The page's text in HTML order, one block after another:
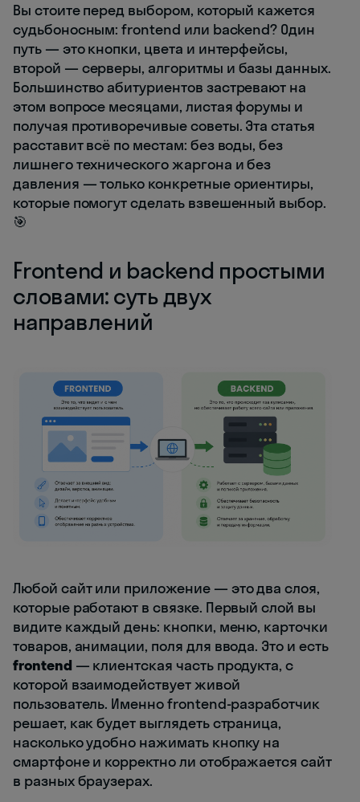
Вы стоите перед выбором, который кажется
судьбоносным: frontend или backend? Один
путь — это кнопки, цвета и интерфейсы,
второй — серверы, алгоритмы и базы данных.
Большинство абитуриентов застревают на
этом вопросе месяцами, листая форумы и
получая противоречивые советы. Эта статья
расставит всё по местам: без воды, без
лишнего технического жаргона и без
давления — только конкретные ориентиры,
которые помогут сделать взвешенный выбор.
🎯
Frontend и backend простыми
словами: суть двух
направлений
Любой сайт или приложение — это два слоя,
которые работают в связке. Первый слой вы
видите каждый день: кнопки, меню, карточки
товаров, анимации, поля для ввода. Это и есть
frontend — клиентская часть продукта, с
которой взаимодействует живой
пользователь. Именно frontend-разработчик
решает, как будет выглядеть страница,
насколько удобно нажимать кнопку на
смартфоне и корректно ли отображается сайт
в разных браузерах.